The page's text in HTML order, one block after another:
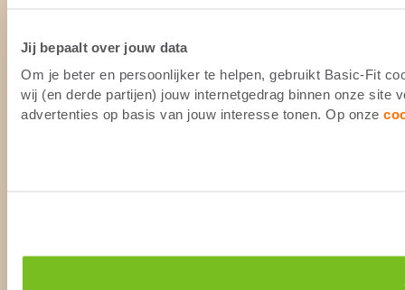
Jij bepaalt over jouw data
Om je beter en persoonlijker te helpen, gebruikt Basic-Fit
wij (en derde partijen) jouw internetgedrag binnen onze site
advertenties op basis van jouw interesse tonen. Op onze